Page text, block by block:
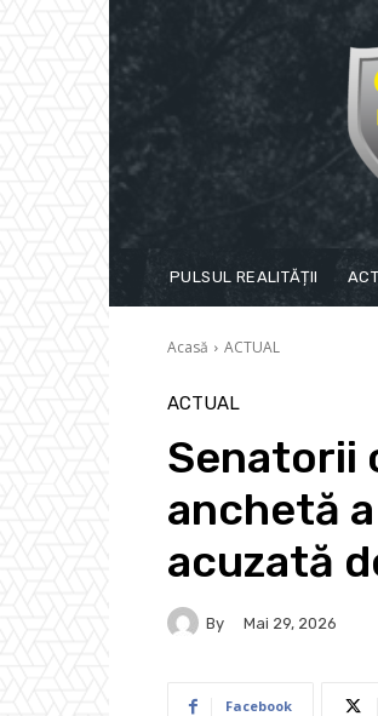
PULSUL REALITĂȚII
Acasă ACTUAL
ACTUAL
Senatorii
anchetă
acuzată
By Mai 29, 2026
Facebook